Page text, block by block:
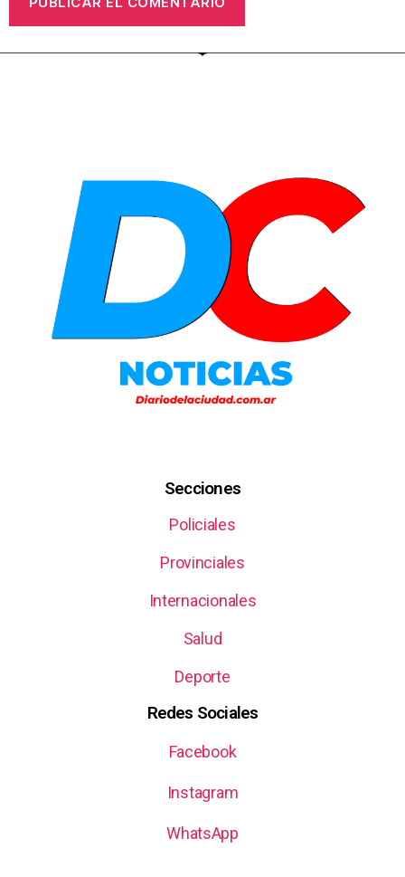
Secciones
Policiales
Provinciales
Internacionales
Salud
Deporte
Redes Sociales
Facebook
Instagram
WhatsApp